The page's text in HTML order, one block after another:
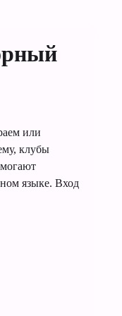
или
клубы
языке. Вход